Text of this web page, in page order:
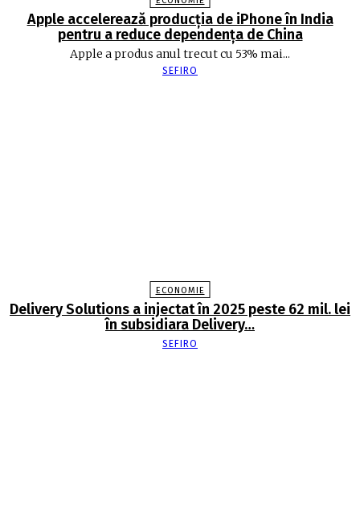
Apple accelerează producția de iPhone în India
pentru a reduce dependența de China
Apple a produs anul trecut cu 53% mai...
SEFIRO
ECONOMIE
Delivery Solutions a injectat în 2025 peste 62 mil. lei
în subsidiara Delivery…
SEFIRO